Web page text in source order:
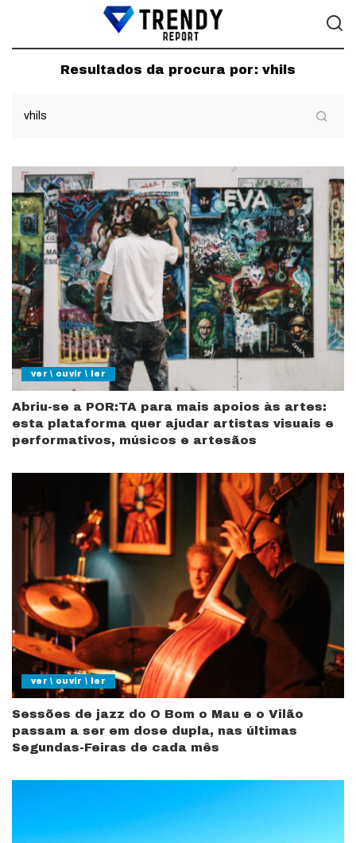
Resultados da procura por: vhils
ver \ ouvir \ ler
Abriu-se a POR:TA para mais apoios às artes:
esta plataforma quer ajudar artistas visuais e
performativos, músicos e artesãos
ver \ ouvir \ ler
Sessões de jazz do O Bom o Mau e o Vilão
passam a ser em dose dupla, nas últimas
Segundas-Feiras de cada mês